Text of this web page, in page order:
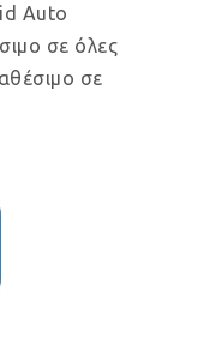
Auto
σε όλες
σε